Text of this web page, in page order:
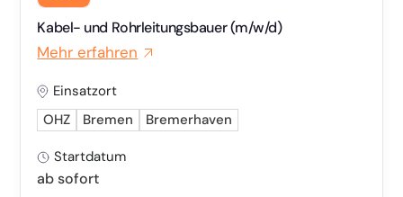
Kabel- und Rohrleitungsbauer (m/w/d)
Mehr erfahren
Einsatzort
OHZ
Bremen Bremerhaven
Startdatum
ab sofort